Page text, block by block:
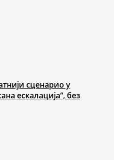
сценарио у
ескалација“, без